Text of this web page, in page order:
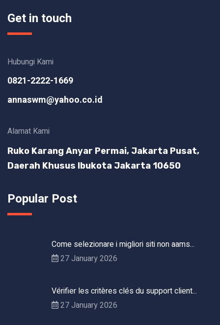
Get in touch
Hubungi Kami
0821-2222-1669
annaswm@yahoo.co.id
Alamat Kami
Ruko Karang Anyar Permai, Jakarta Pusat,
Daerah Khusus Ibukota Jakarta 10650
Popular Post
Come selezionare i migliori siti non aams...
27 January 2026
Vérifier les critères clés du support client...
27 January 2026